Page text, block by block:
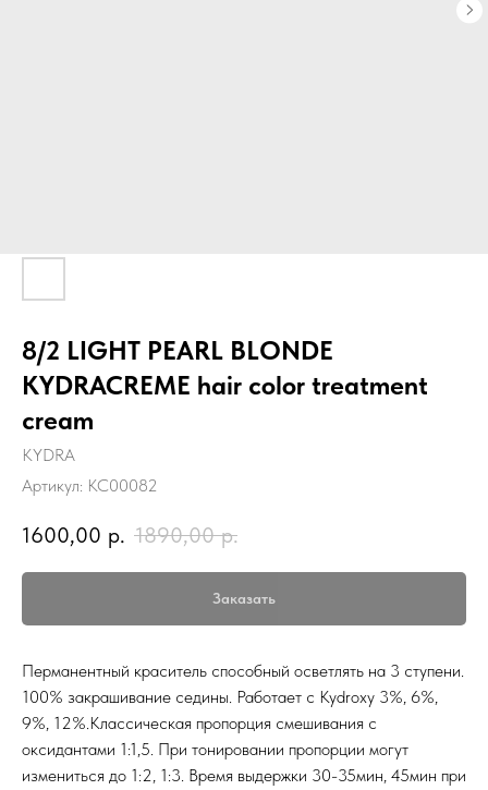
8/2 LIGHT PEARL BLONDE
KYDRACREME hair color treatment
cream
KYDRA
Артикул: KC00082
1600,00 р. 1890,00 р.
Заказать
Перманентный краситель способный осветлять на 3 ступени.
100% закрашивание седины. Работает с Kydroxy 3%, 6%,
9%, 12%.Классическая пропорция смешивания с
оксидантами 1:1,5. При тонировании пропорции могут
измениться до 1:2, 1:3. Время выдержки 30-35мин, 45мин при